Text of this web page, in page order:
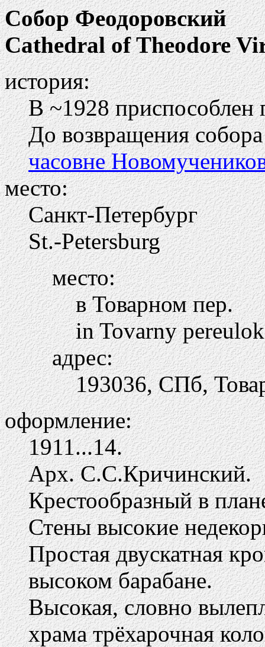
Собор Феодоровский
Cathedral of Theodore
история:
В ~1928 приспособлен
До возвращения
часовне
место:
Санкт-Петербург
St.-Petersburg
место:
в Товарном пер.
in Tovarny pereulok
адрес:
193036, СПб,
оформление:
1911...14.
Арх. С.С.Кричинский.
Крестообразный в
Стены высокие
Простая двускатная
высоком барабане.
Высокая, словно
храма трёхарочная